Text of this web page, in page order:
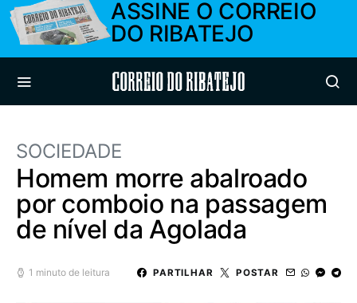
ASSINE O CORREIO
DO RIBATEJO
Correio do Ribatejo
SOCIEDADE
Homem morre abalroado
por comboio na passagem
de nível da Agolada
1 minuto de leitura PARTILHAR POSTAR